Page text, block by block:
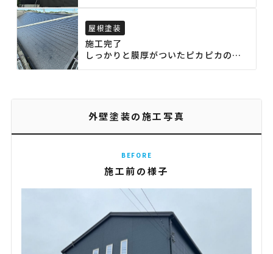
屋根塗装
施工完了
しっかりと膜厚がついたピカピカの屋
根になりました✨
外壁塗装の施工写真
BEFORE
施工前の様子